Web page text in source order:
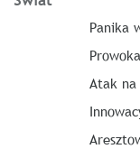
Panika
Atak na